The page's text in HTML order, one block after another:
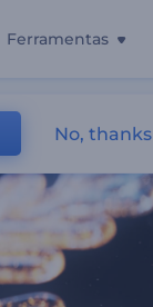
Ferramentas
No, thanks